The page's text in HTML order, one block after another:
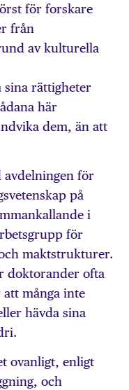
för forskare
från
av kulturella
sina rättigheter
här
dem, än att
avdelningen för
på
i
för
maktstrukturer.
doktorander ofta
många inte
hävda sina
ovanligt, enligt
och